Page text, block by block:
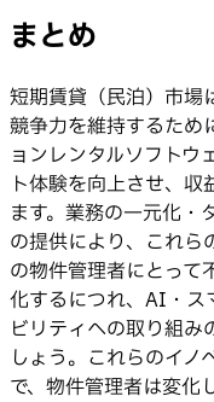
まとめ
短期賃貸（民泊）市場
競争力を維持するため
ョンレンタルソフトウ
ト体験を向上させ、
ます。業務の一元化・
の提供により、これら
の物件管理者にとって
化するにつれ、AI・ス
ビリティへの取り組み
しょう。これらのイノ
で、物件管理者は変化